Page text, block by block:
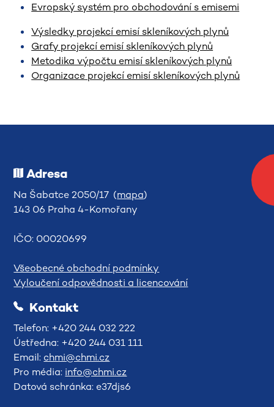
Evropský systém pro obchodování s emisemi
Výsledky projekcí emisí skleníkových plynů
Grafy projekcí emisí skleníkových plynů
Metodika výpočtu emisí skleníkových plynů
Organizace projekcí emisí skleníkových plynů
Adresa
Na Šabatce 2050/17 (mapa)
143 06 Praha 4-Komořany
IČO: 00020699
Všeobecné obchodní podmínky
Vyloučení odpovědnosti a licencování
Kontakt
Telefon: +420 244 032 222
Ústředna: +420 244 031 111
Email: chmi@chmi.cz
Pro média: info@chmi.cz
Datová schránka: e37djs6